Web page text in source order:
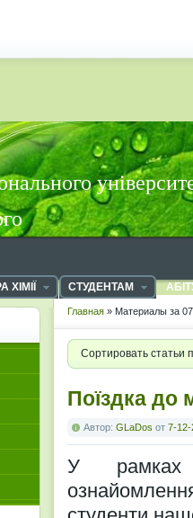
СТУДЕНТАМ
Главная » Материалы за
Сортировать статьи
Поїздка до
Автор: GLaDos от 7-12-
У рамках